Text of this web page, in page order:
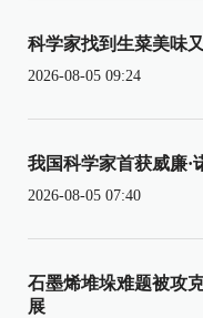
科学家找到生菜美味
2026-08-05 09:24
我国科学家首获威廉·
2026-08-05 07:40
石墨烯堆垛难题被攻
展